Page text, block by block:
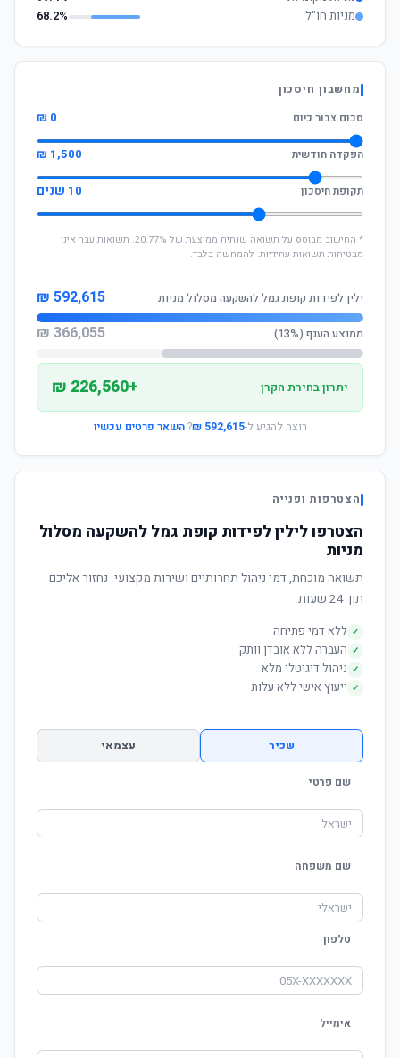
מניות חו"ל
68.2%
מחשבון חיסכון
סכום צבור כיום
0 ₪
הפקדה חודשית 1,500 ₪
תקופת חיסכון 10 שנים
* החישוב מבוסס על תשואה שנתית ממוצעת של 20.77%. תשואות עבר אינן
מבטיחות תשואות עתידיות. להמחשה בלבד.
ילין לפידות קופת גמל להשקעה מסלול מניות 592,615 ₪
ממוצע הענף (13%) 366,055 ₪
יתרון בחירת הקרן +226,560 ₪
רוצה להגיע ל-592,615 ₪
?השאר פרטים עכשיו
הצטרפות ופנייה
הצטרפו לילין לפידות קופת גמל להשקעה מסלול
מניות
תשואה מוכחת, דמי ניהול תחרותיים ושירות מקצועי. נחזור אליכם
תוך 24 שעות.
✓ ללא דמי פתיחה
✓ העברה ללא אובדן וותק
✓ ניהול דיגיטלי מלא
✓ ייעוץ אישי ללא עלות
שכיר עצמאי
שם פרטי
שם משפחה
טלפון
אימייל